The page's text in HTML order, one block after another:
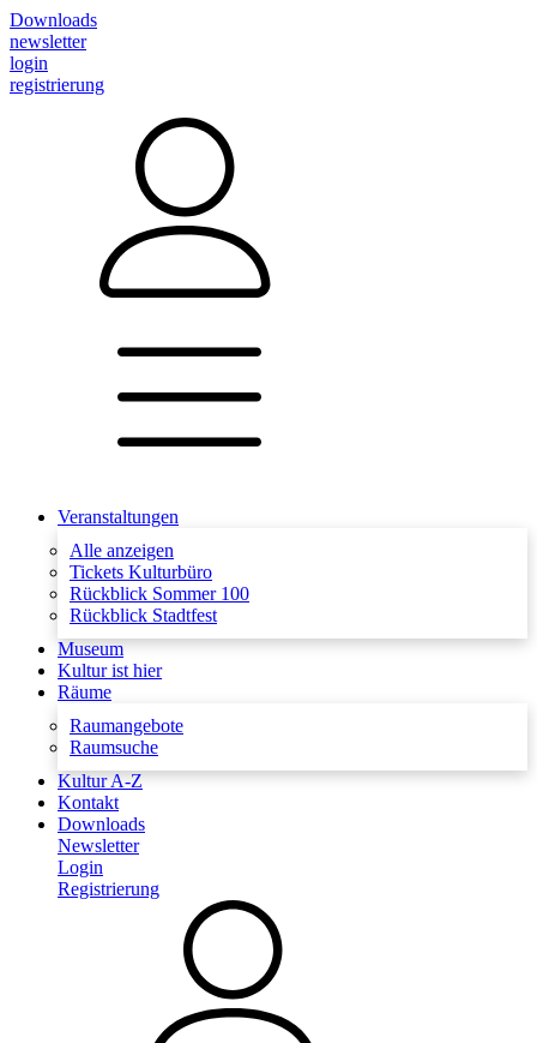
Downloads
newsletter
login
registrierung
Veranstaltungen
Alle anzeigen
Tickets Kulturbüro
Rückblick Sommer 100
Rückblick Stadtfest
Museum
Kultur ist hier
Räume
Raumangebote
Raumsuche
Kultur A-Z
Kontakt
Downloads
Newsletter
Login
Registrierung